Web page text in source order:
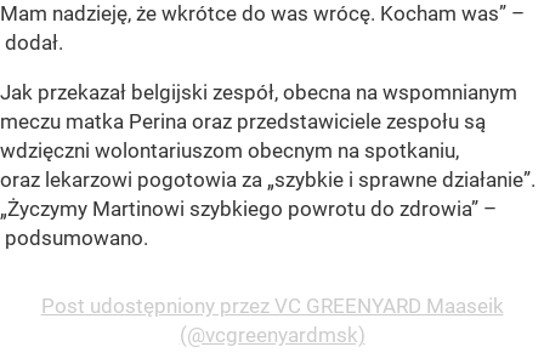
Mam nadzieję, że wkrótce do was wrócę. Kocham was” –
dodał.
Jak przekazał belgijski zespół, obecna na wspomnianym
meczu matka Perina oraz przedstawiciele zespołu są
wdzięczni wolontariuszom obecnym na spotkaniu,
oraz lekarzowi pogotowia za „szybkie i sprawne działanie”.
„Życzymy Martinowi szybkiego powrotu do zdrowia” –
podsumowano.
Post udostępniony przez VC GREENYARD Maaseik
(@vcgreenyardmsk)